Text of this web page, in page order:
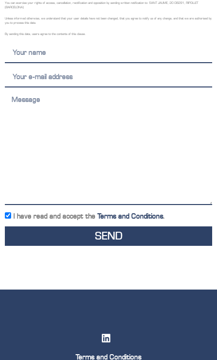
I have read and accept the Terms and Conditions.
SEND
You can exercise your rights of access, cancellation, rectification and opposition by sending written notification to: SANT JAUME, 20 08291, RIPOLLET
(BARCELONA)
Unless informed otherwise, we understand that your user details have not been changed, that you agree to notify us of any change, and that we are authorised by
you to process this data.
By sending this data, users agree to the contents of this clause.
Terms and Conditions